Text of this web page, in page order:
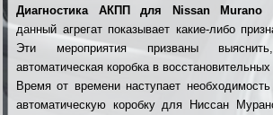
Диагностика АКПП для Nissan Murano
данный агрегат показывает какие-либо
Эти мероприятия призваны
автоматическая коробка в восстановительных
Время от времени наступает необходимость
автоматическую коробку для Ниссан